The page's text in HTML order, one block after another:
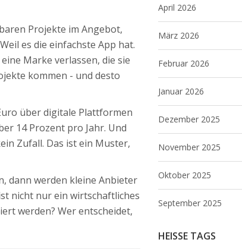
April 2026
März 2026
Februar 2026
Januar 2026
Dezember 2025
November 2025
Oktober 2025
September 2025
HEISSE TAGS
Projekte im Angebot,
es die einfachste App hat.
Marke verlassen, die sie
kommen - und desto
über digitale Plattformen
14 Prozent pro Jahr. Und
Zufall. Das ist ein Muster,
dann werden kleine Anbieter
nicht nur ein wirtschaftliches
werden? Wer entscheidet,